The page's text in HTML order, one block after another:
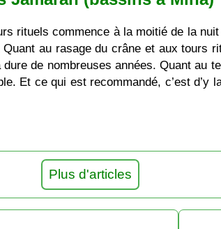
rituels commence à la moitié de la
au rasage du crâne et aux tours
de nombreuses années. Quant au
Et ce qui est recommandé, c’est
Plus d'articles